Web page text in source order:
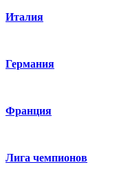
Италия
Германия
Франция
Лига чемпионов